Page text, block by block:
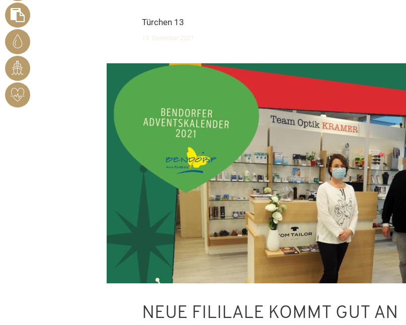
FORMULARE
STADTWERKE
BENDORF
RHEINHAFEN
HERZSICHERES
BENDORF
Türchen 13
13. Dezember 2021
NEUE FILILALE KOMMT GUT AN